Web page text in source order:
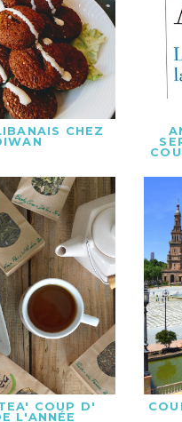
CHEZ
COUP D'
L'ANNÉE